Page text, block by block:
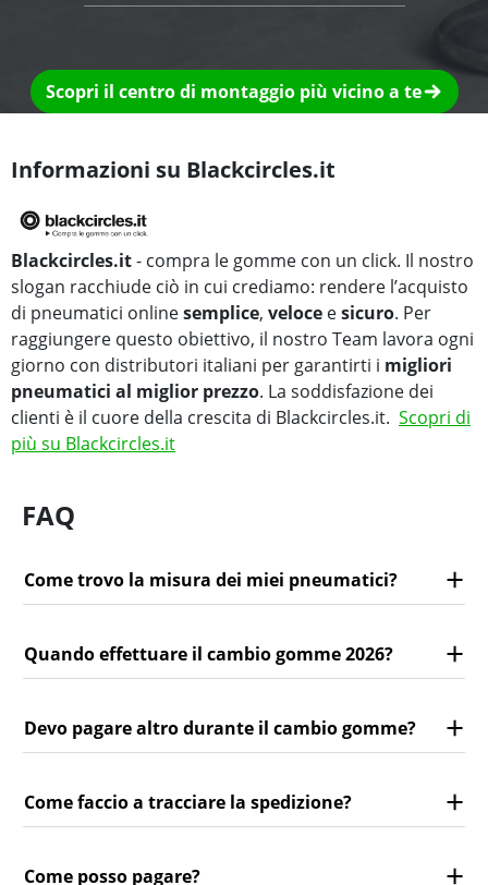
Scopri il centro di montaggio più vicino a te
Informazioni su Blackcircles.it
Blackcircles.it- compra le gomme con un click. Il nostro
slogan racchiude ciò in cui crediamo: rendere l’acquisto
di pneumatici onlinesemplice, veloce esicuro. Per
raggiungere questo obiettivo, il nostro Team lavora ogni
giorno con distributori italiani per garantirti i migliori
pneumatici al miglior prezzo. La soddisfazione dei
clienti è il cuore della crescita di Blackcircles.it. Scopri di
più su Blackcircles.it
FAQ
Come trovo la misura dei miei pneumatici?
Quando effettuare il cambio gomme 2026?
Devo pagare altro durante il cambio gomme?
Come faccio a tracciare la spedizione?
Come posso pagare?